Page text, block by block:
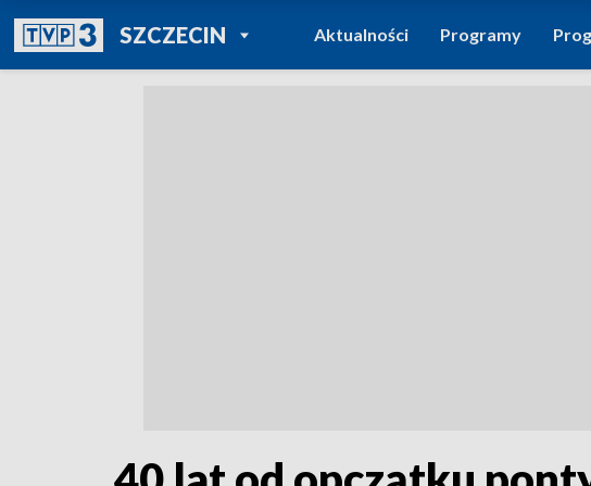
SZCZECINPOWRÓT DO
TVP REGIONY
Aktualności Programy